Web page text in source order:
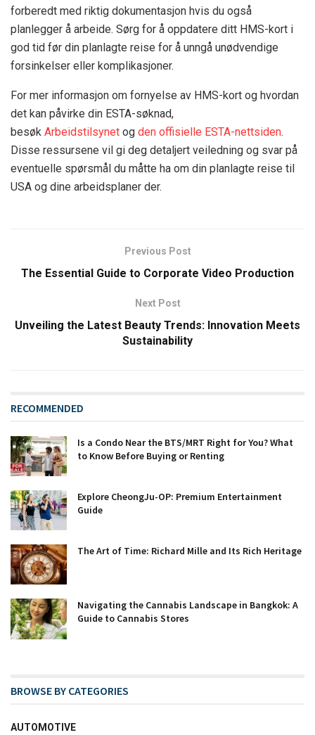
forberedt med riktig dokumentasjon hvis du også
planlegger å arbeide. Sørg for å oppdatere ditt HMS-kort i
god tid før din planlagte reise for å unngå unødvendige
forsinkelser eller komplikasjoner.
For mer informasjon om fornyelse av HMS-kort og hvordan
det kan påvirke din ESTA-søknad,
besøk Arbeidstilsynet og den offisielle ESTA-nettsiden.
Disse ressursene vil gi deg detaljert veiledning og svar på
eventuelle spørsmål du måtte ha om din planlagte reise til
USA og dine arbeidsplaner der.
Previous Post
The Essential Guide to Corporate Video Production
Next Post
Unveiling the Latest Beauty Trends: Innovation Meets
Sustainability
RECOMMENDED
Is a Condo Near the BTS/MRT Right for You? What
to Know Before Buying or Renting
Explore CheongJu-OP: Premium Entertainment
Guide
The Art of Time: Richard Mille and Its Rich Heritage
Navigating the Cannabis Landscape in Bangkok: A
Guide to Cannabis Stores
BROWSE BY CATEGORIES
AUTOMOTIVE